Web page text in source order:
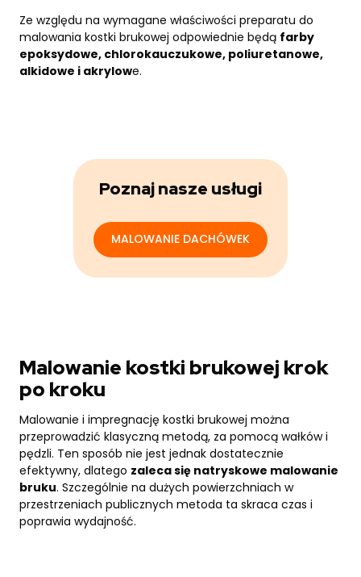
Ze względu na wymagane właściwości preparatu do
malowania kostki brukowej odpowiednie będą farby
epoksydowe, chlorokauczukowe, poliuretanowe,
alkidowe i akrylowe.
Poznaj nasze usługi
MALOWANIE DACHÓWEK
Malowanie kostki brukowej krok
po kroku
Malowanie i impregnację kostki brukowej można
przeprowadzić klasyczną metodą, za pomocą wałków i
pędzli. Ten sposób nie jest jednak dostatecznie
efektywny, dlatego zaleca się natryskowe malowanie
bruku. Szczególnie na dużych powierzchniach w
przestrzeniach publicznych metoda ta skraca czas i
poprawia wydajność.